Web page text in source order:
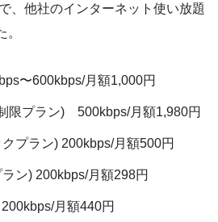
、他社のインターネット使い放題
〜600kbps/月額1,000円
限プラン) 500kbps/月額1,980円
プラン) 200kbps/月額500円
ン) 200kbps/月額298円
月額440円